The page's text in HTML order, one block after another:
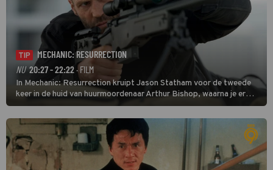
TIP
MECHANIC: RESURRECTION
NU 20:27 - 22:22· FILM
In Mechanic: Resurrection kruipt Jason Statham voor de tweede
keer in de huid van huurmoordenaar Arthur Bishop, waarna je er
donder op kunt zeggen dat er van Bishops geplande pensioen niet
veel terechtkomt.